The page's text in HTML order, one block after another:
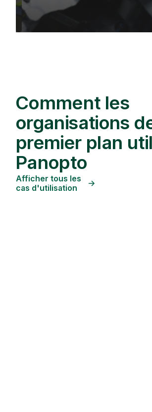
Comment les
organisations
premier plan
Panopto
Afficher tous les
cas d'utilisation